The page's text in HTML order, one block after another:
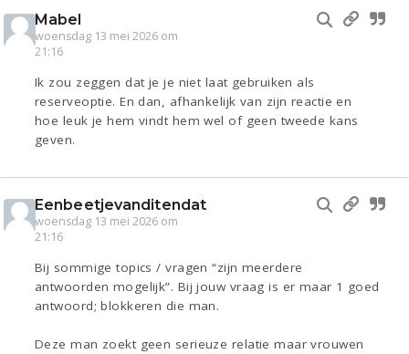
Mabel
woensdag 13 mei 2026 om
21:16
Ik zou zeggen dat je je niet laat gebruiken als
reserveoptie. En dan, afhankelijk van zijn reactie en
hoe leuk je hem vindt hem wel of geen tweede kans
geven.
Eenbeetjevanditendat
woensdag 13 mei 2026 om
21:16
Bij sommige topics / vragen “zijn meerdere
antwoorden mogelijk”. Bij jouw vraag is er maar 1 goed
antwoord; blokkeren die man.
Deze man zoekt geen serieuze relatie maar vrouwen